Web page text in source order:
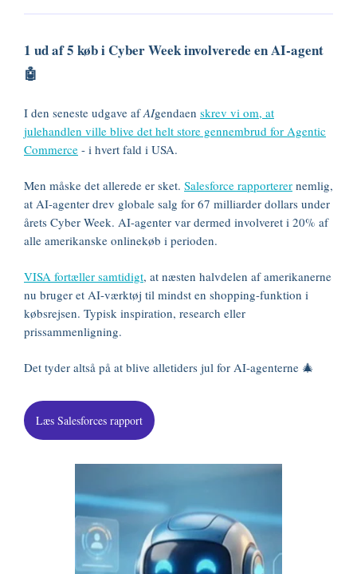
1 ud af 5 køb i Cyber Week involverede en AI-agent
🤖
I den seneste udgave afAIgendaen skrev vi om, at
julehandlen ville blive det helt store gennembrud for Agentic
Commerce - i hvert fald i USA.
Men måske det allerede er sket. Salesforce rapporterer nemlig,
at AI-agenter drev globale salg for 67 milliarder dollars under
årets Cyber Week. AI-agenter var dermed involveret i 20% af
alle amerikanske onlinekøb i perioden.
VISA fortæller samtidigt, at næsten halvdelen af amerikanerne
nu bruger et AI-værktøj til mindst en shopping-funktion i
købsrejsen. Typisk inspiration, research eller
prissammenligning.
Det tyder altså på at blive alletiders jul for AI-agenterne 🎄
Læs Salesforces rapport